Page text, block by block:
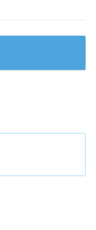
цифровом